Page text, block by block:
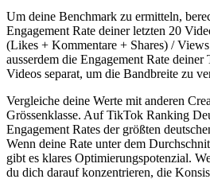
Um deine Benchmark zu ermitteln,
Engagement Rate deiner letzten 20
(Likes + Kommentare + Shares) /
ausserdem die Engagement Rate
Videos separat, um die Bandbreite zu
Vergleiche deine Werte mit anderen
Grössenklasse. Auf TikTok Ranking
Engagement Rates der größten
Wenn deine Rate unter dem
gibt es klares Optimierungspotenzial.
du dich darauf konzentrieren, die